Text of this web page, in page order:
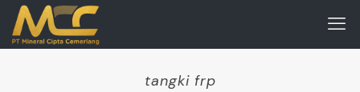
tangki frp